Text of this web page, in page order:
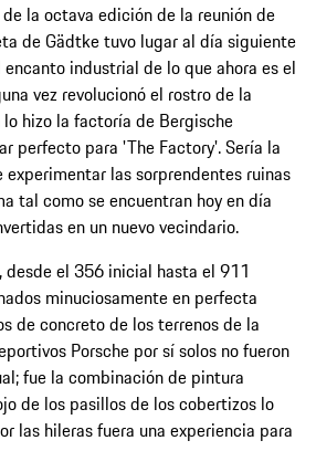
la octava edición de la reunión de
de Gädtke tuvo lugar al día siguiente
industrial de lo que ahora es el
vez revolucionó el rostro de la
hizo la factoría de Bergische
perfecto para 'The Factory'. Sería la
las sorprendentes ruinas
tal como se encuentran hoy en día
en un nuevo vecindario.
desde el 356 inicial hasta el 911
minuciosamente en perfecta
de concreto de los terrenos de la
Porsche por sí solos no fueron
fue la combinación de pintura
de los pasillos de los cobertizos lo
las hileras fuera una experiencia para